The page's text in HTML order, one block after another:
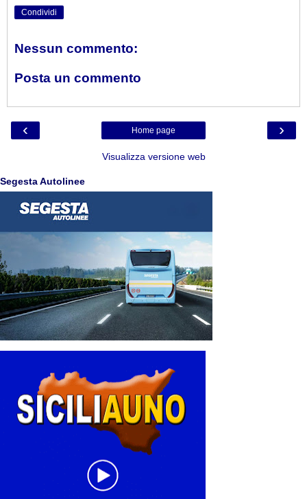
Condividi
Nessun commento:
Posta un commento
‹ ›
Home page
Visualizza versione web
Segesta Autolinee